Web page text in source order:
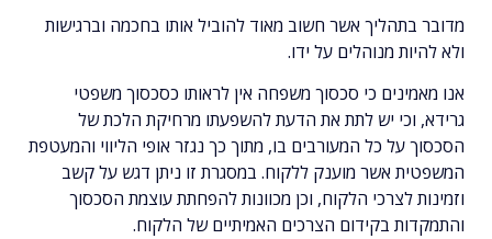
מדובר בתהליך אשר חשוב מאוד להוביל אותו בחכמה וברגישות
ולא להיות מנוהלים על ידו.
אנו מאמינים כי סכסוך משפחה אין לראותו כסכסוך משפטי
גרידא, וכי יש לתת את הדעת להשפעתו מרחיקת הלכת של
הסכסוך על כל המעורבים בו, מתוך כך נגזר אופי הליווי והמעטפת
המשפטית אשר מוענק ללקוח. במסגרת זו ניתן דגש על קשב
וזמינות לצרכי הלקוח, וכן מכוונות להפחתת עוצמת הסכסוך
והתמקדות בקידום הצרכים האמיתיים של הלקוח.